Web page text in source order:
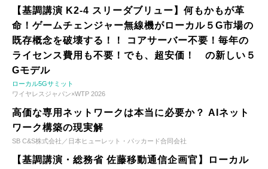
【基調講演 K2-4 スリーダブリュー】何もかもが革
命！ゲームチェンジャー無線機がローカル５G市場の
既存概念を破壊する！！ コアサーバー不要！毎年の
ライセンス費用も不要！でも、超安価！ の新しい５
Gモデル
ローカル5Gサミット
ワイヤレスジャパン×WTP 2026
高価な専用ネットワークは本当に必要か？ AIネット
ワーク構築の現実解
SB C&S株式会社／日本ヒューレット・パッカード合同会社
【基調講演・総務省 佐藤移動通信企画官】ローカル